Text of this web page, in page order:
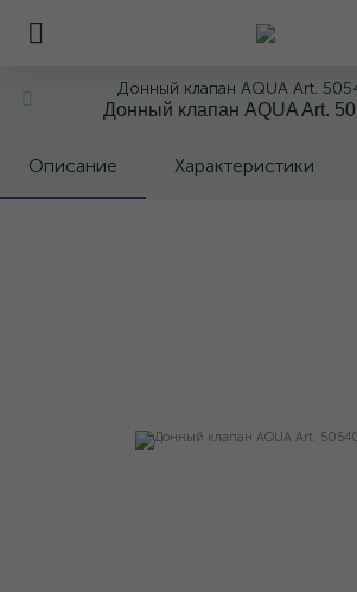
Донный клапан AQUA Art.
Донный клапан AQUA Art.
Описание Характеристики